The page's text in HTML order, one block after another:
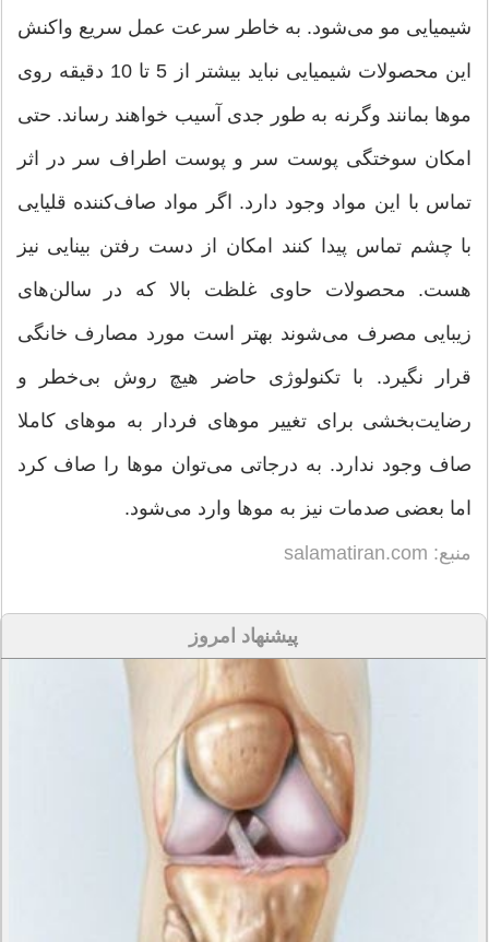
شیمیایی مو می‌شود. به خاطر سرعت عمل سریع واکنش
این محصولات شیمیایی نباید بیشتر از 5 تا 10 دقیقه روی
موها بمانند وگرنه به طور جدی آسیب خواهند رساند. حتی‌
امکان سوختگی پوست سر و پوست اطراف سر در اثر
تماس با این مواد وجود دارد. اگر مواد صاف‌کننده قلیایی
با چشم تماس پیدا کنند امکان از دست رفتن بینایی نیز
هست. محصولات حاوی غلظت بالا که در سالن‌های
زیبایی مصرف می‌شوند بهتر است مورد مصارف خانگی
قرار نگیرد. با تکنولوژی حاضر هیچ روش بی‌خطر و
رضایت‌بخشی برای تغییر موهای فردار به موهای کاملا
صاف وجود ندارد. به درجاتی می‌توان موها را صاف کرد
اما بعضی صدمات نیز به موها وارد می‌شود.
منبع: salamatiran.com
پیشنهاد امروز